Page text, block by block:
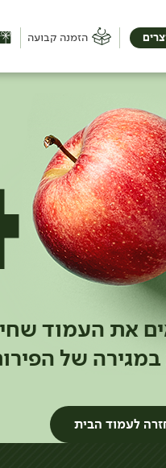
הזמנה קבועה
את העמוד
במגירה של
לעמוד הבית